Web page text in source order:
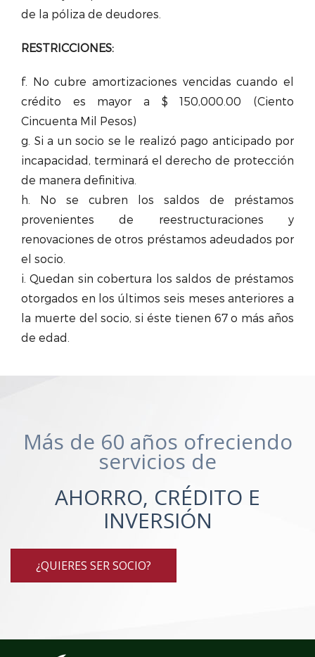
de la póliza de deudores.
RESTRICCIONES:
f. No cubre amortizaciones vencidas cuando el
crédito es mayor a $ 150,000.00 (Ciento
Cincuenta Mil Pesos)
g. Si a un socio se le realizó pago anticipado por
incapacidad, terminará el derecho de protección
de manera definitiva.
h. No se cubren los saldos de préstamos
provenientes de reestructuraciones y
renovaciones de otros préstamos adeudados por
el socio.
i. Quedan sin cobertura los saldos de préstamos
otorgados en los últimos seis meses anteriores a
la muerte del socio, si éste tienen 67 o más años
de edad.
Más de 60 años ofreciendo
servicios de
AHORRO, CRÉDITO E
INVERSIÓN
¿QUIERES SER SOCIO?